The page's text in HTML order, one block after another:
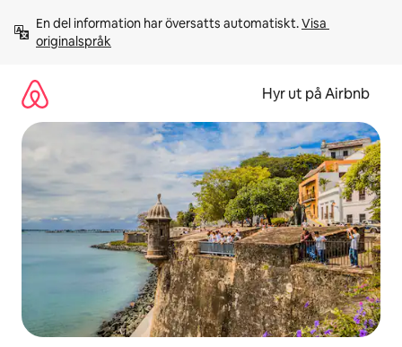
innehåll
En del information har översatts automatiskt. Visa
originalspråk
Hyr ut på Airbnb